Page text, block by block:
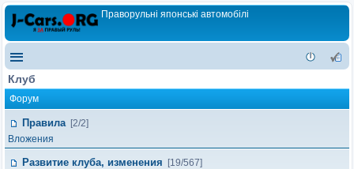
Праворульні японські автомобілі
Клуб
Форум
Правила [2/2]
Вложения
Развитие клуба, изменения
[19/567]